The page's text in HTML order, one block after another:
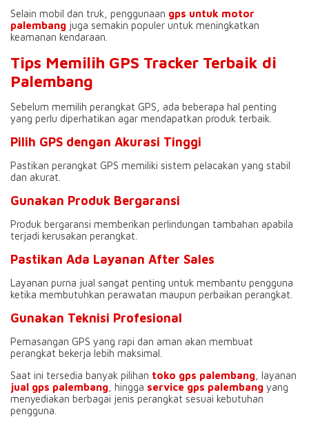
Selain mobil dan truk, penggunaan gps untuk motor
palembang juga semakin populer untuk meningkatkan
keamanan kendaraan.
Tips Memilih GPS Tracker Terbaik di
Palembang
Sebelum memilih perangkat GPS, ada beberapa hal penting
yang perlu diperhatikan agar mendapatkan produk terbaik.
Pilih GPS dengan Akurasi Tinggi
Pastikan perangkat GPS memiliki sistem pelacakan yang stabil
dan akurat.
Gunakan Produk Bergaransi
Produk bergaransi memberikan perlindungan tambahan apabila
terjadi kerusakan perangkat.
Pastikan Ada Layanan After Sales
Layanan purna jual sangat penting untuk membantu pengguna
ketika membutuhkan perawatan maupun perbaikan perangkat.
Gunakan Teknisi Profesional
Pemasangan GPS yang rapi dan aman akan membuat
perangkat bekerja lebih maksimal.
Saat ini tersedia banyak pilihan toko gps palembang , layanan
jual gps palembang , hingga service gps palembang yang
menyediakan berbagai jenis perangkat sesuai kebutuhan
pengguna.